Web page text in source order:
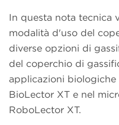
In questa nota tecnica
modalità d'uso del
diverse opzioni di
del coperchio di
applicazioni
BioLector XT e nel
RoboLector XT.